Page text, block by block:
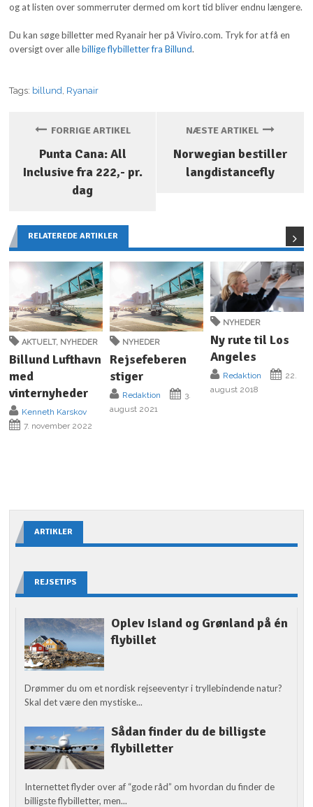
og at listen over sommerruter dermed om kort tid bliver endnu længere.
Du kan søge billetter med Ryanair her på Viviro.com. Tryk for at få en
oversigt over allebillige flybilletter fra Billund.
Tags: billund, Ryanair
FORRIGE ARTIKEL
Punta Cana: All
Inclusive fra 222,- pr.
dag
NÆSTE ARTIKEL
Norwegian bestiller
langdistancefly
RELATEREDE ARTIKLER
AKTUELT, NYHEDER
Billund Lufthavn
med
vinternyheder
Kenneth Karskov
7. november 2022
NYHEDER
Rejsefeberen
stiger
Redaktion
3.
august 2021
NYHEDER
Ny rute til Los
Angeles
Redaktion
22.
august 2018
ARTIKLER
REJSETIPS
Oplev Island og Grønland på én
flybillet
Drømmer du om et nordisk rejseeventyr i tryllebindende natur?
Skal det være den mystiske...
Sådan finder du de billigste
flybilletter
Internettet flyder over af “gode råd” om hvordan du finder de
billigste flybilletter, men...